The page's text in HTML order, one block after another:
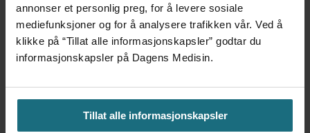
annonser et personlig preg, for å levere sosiale
mediefunksjoner og for å analysere trafikken vår. Ved å
klikke på “Tillat alle informasjonskapsler” godtar du
informasjonskapsler på Dagens Medisin.
Tillat alle informasjonskapsler
registerstudier og kliniske studier - og bør
publiseres. Kravet til preregistrering og
protokoll for registerstudier bør ikke være av
men tilpasses slik at man oppnår mest mulig
nyttig kunnskap.